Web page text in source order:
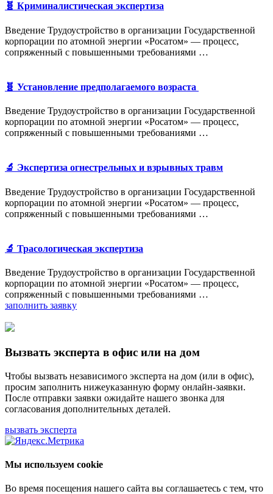
🧬 Криминалистическая экспертиза
Введение Трудоустройство в организации Государственной
корпорации по атомной энергии «Росатом» — процесс,
сопряженный с повышенными требованиями …
🧬 Установление предполагаемого возраста
Введение Трудоустройство в организации Государственной
корпорации по атомной энергии «Росатом» — процесс,
сопряженный с повышенными требованиями …
🔬 Экспертиза огнестрельных и взрывных травм
Введение Трудоустройство в организации Государственной
корпорации по атомной энергии «Росатом» — процесс,
сопряженный с повышенными требованиями …
🔬 Трасологическая экспертиза
Введение Трудоустройство в организации Государственной
корпорации по атомной энергии «Росатом» — процесс,
сопряженный с повышенными требованиями …
заполнить заявку
Вызвать эксперта в офис или на дом
Чтобы вызвать независимого эксперта на дом (или в офис),
просим заполнить нижеуказанную форму онлайн-заявки.
После отправки заявки ожидайте нашего звонка для
согласования дополнительных деталей.
вызвать эксперта
Мы используем cookie
Во время посещения нашего сайта вы соглашаетесь с тем, что